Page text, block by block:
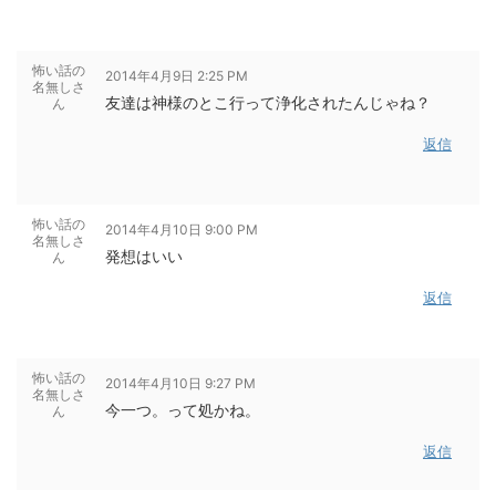
怖い話の
名無しさ
ん
2014年4月9日 2:25 PM
友達は神様のとこ行って浄化されたんじゃね？
返信
怖い話の
名無しさ
ん
2014年4月10日 9:00 PM
発想はいい
返信
怖い話の
名無しさ
ん
2014年4月10日 9:27 PM
今一つ。って処かね。
返信